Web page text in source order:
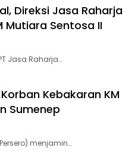
Direksi Jasa Raharja
Mutiara Sentosa II
Jasa Raharja…
Kebakaran KM
Sumenep
menjamin…